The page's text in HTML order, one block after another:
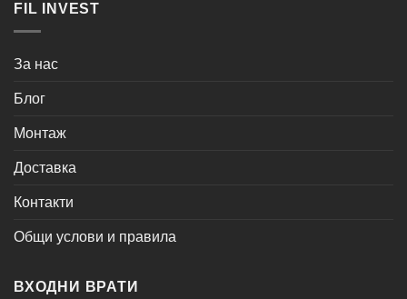
FIL INVEST
За нас
Блог
Монтаж
Доставка
Контакти
Общи услови и правила
ВХОДНИ ВРАТИ